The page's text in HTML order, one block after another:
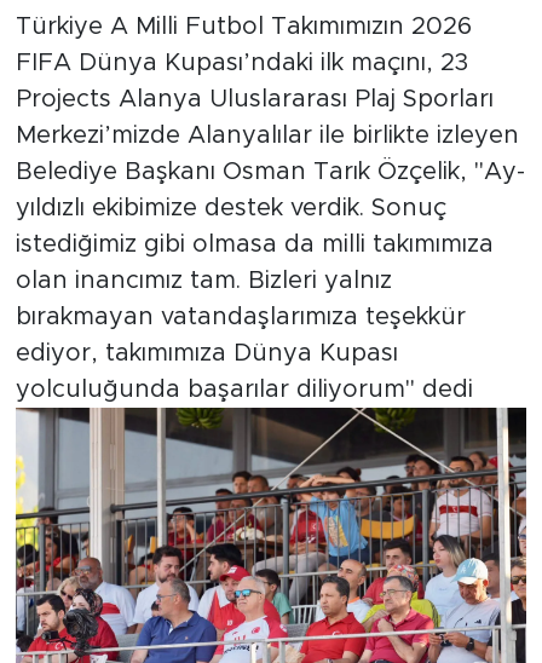
Türkiye A Milli Futbol Takımımızın 2026
FIFA Dünya Kupası’ndaki ilk maçını, 23
Projects Alanya Uluslararası Plaj Sporları
Merkezi’mizde Alanyalılar ile birlikte izleyen
Belediye Başkanı Osman Tarık Özçelik, "Ay-
yıldızlı ekibimize destek verdik. Sonuç
istediğimiz gibi olmasa da milli takımımıza
olan inancımız tam. Bizleri yalnız
bırakmayan vatandaşlarımıza teşekkür
ediyor, takımımıza Dünya Kupası
yolculuğunda başarılar diliyorum" dedi
Yerel